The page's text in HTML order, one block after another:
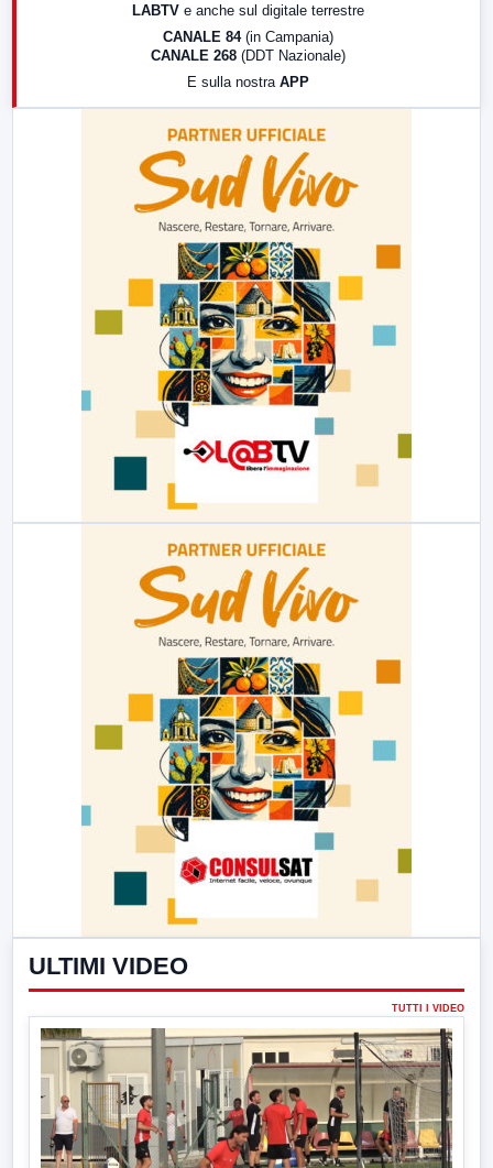
LABTV e anche sul digitale terrestre
CANALE 84 (in Campania)
CANALE 268 (DDT Nazionale)
E sulla nostra APP
ULTIMI VIDEO
TUTTI I VIDEO